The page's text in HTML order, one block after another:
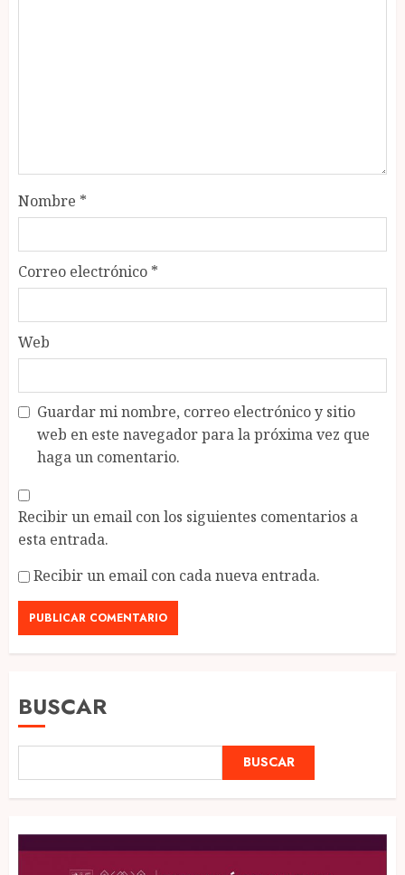
Nombre *
Correo electrónico *
Web
Guardar mi nombre, correo electrónico y sitio
web en este navegador para la próxima vez que
haga un comentario.
Recibir un email con los siguientes comentarios a
esta entrada.
Recibir un email con cada nueva entrada.
BUSCAR
BUSCAR